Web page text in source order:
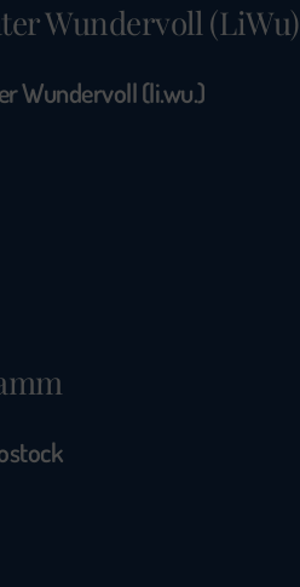
Wundervoll (LiWu)
Wundervoll (li.wu.)